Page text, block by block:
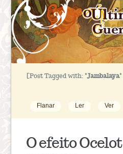
[Post Tagged with: "Jambalaya"
Flanar Ler Ver
O efeito Ocelot